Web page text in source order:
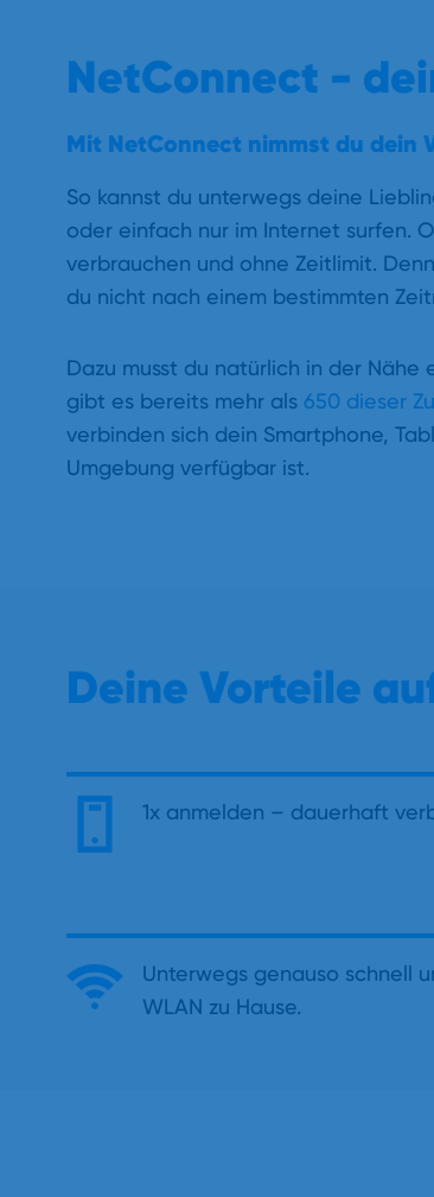
NetConnect -
Mit NetConnect nimmst du dein
So kannst du unterwegs deine
oder einfach nur im Internet surfen.
verbrauchen und ohne Zeitlimit.
du nicht nach einem bestimmten
Dazu musst du natürlich in der
gibt es bereits mehr als 650 dieser
verbinden sich dein Smartphone,
Umgebung verfügbar ist.
Deine Vorteile
1x anmelden – dauerhaft
Unterwegs genauso schnell
WLAN zu Hause.